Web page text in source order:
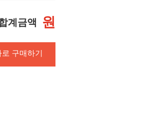
계금액 원
로 구매하기